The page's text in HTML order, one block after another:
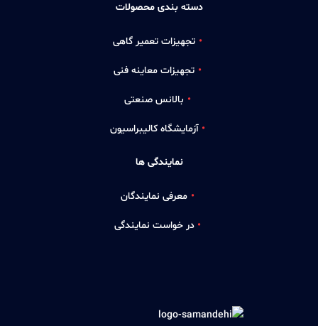
دسته بندی محصولات
تجهیزات تعمیر گاهی
تجهیزات معاینه فنی
بالانس صنعتی
آزمایشگاه کالیبراسیون
نمایندگی ها
معرفی نمایندگان
در خواست نمایندگی